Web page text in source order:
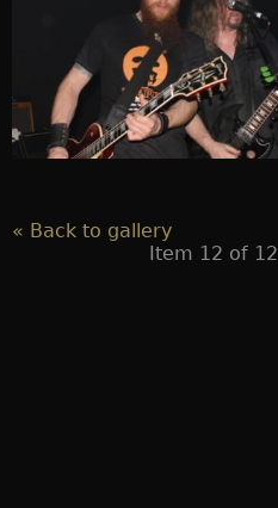
« Back to gallery
Item 12 of 12